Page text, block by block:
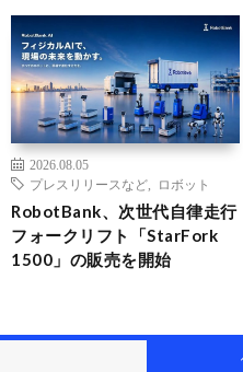
2026.08.05
プレスリリースなど
ロボット
RobotBank、次世代自律走行
フォークリフト「StarFork
1500」の販売を開始